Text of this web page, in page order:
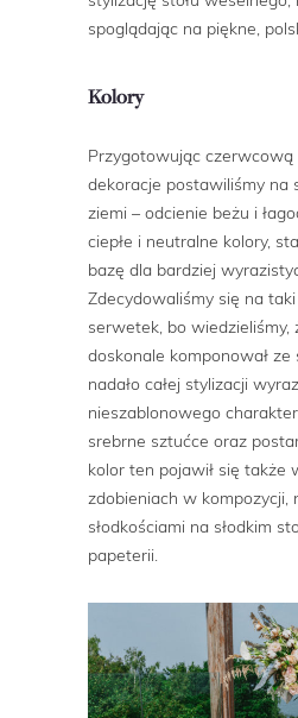
spoglądając na piękne,
Kolory
Przygotowując czerwcową
dekoracje postawiliśmy na
ziemi – odcienie beżu i
ciepłe i neutralne kolory,
bazę dla bardziej
Zdecydowaliśmy się na
serwetek, bo wiedzieliśmy,
doskonale komponował ze
nadało całej stylizacji
nieszablonowego
srebrne sztućce oraz
kolor ten pojawił się także
zdobieniach w kompozycji,
słodkościami na słodkim
papeterii.